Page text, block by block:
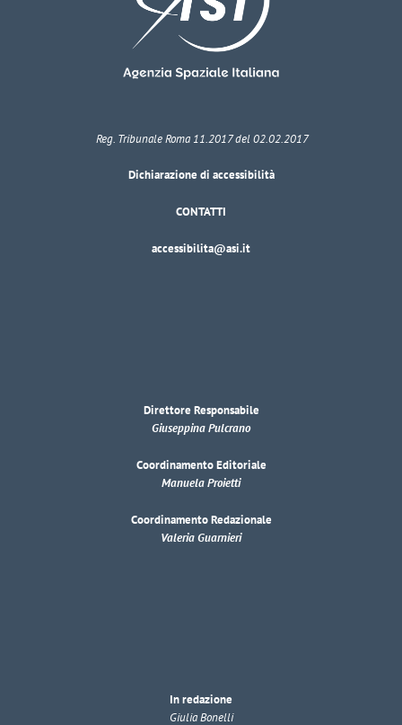
Reg. Tribunale Roma 11.2017 del 02.02.2017
Dichiarazione di accessibilità
CONTATTI
accessibilita@asi.it
Direttore Responsabile
Giuseppina Pulcrano
Coordinamento Editoriale
Manuela Proietti
Coordinamento Redazionale
Valeria Guarnieri
In redazione
Giulia Bonelli